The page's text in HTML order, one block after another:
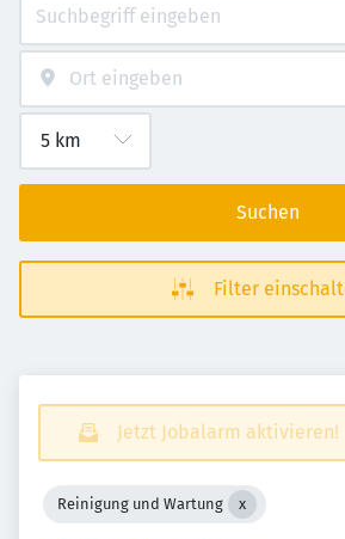
Suchen
Filter
Jetzt Jobalarm aktivieren!
Reinigung und Wartung